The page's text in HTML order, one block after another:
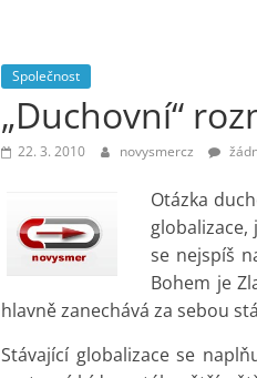
Společnost
„Duchovní“
22. 3. 2010 novysmercz
Otázka
se nejspíš
Bohem je
hlavně zanechává za sebou
Stávající globalizace se